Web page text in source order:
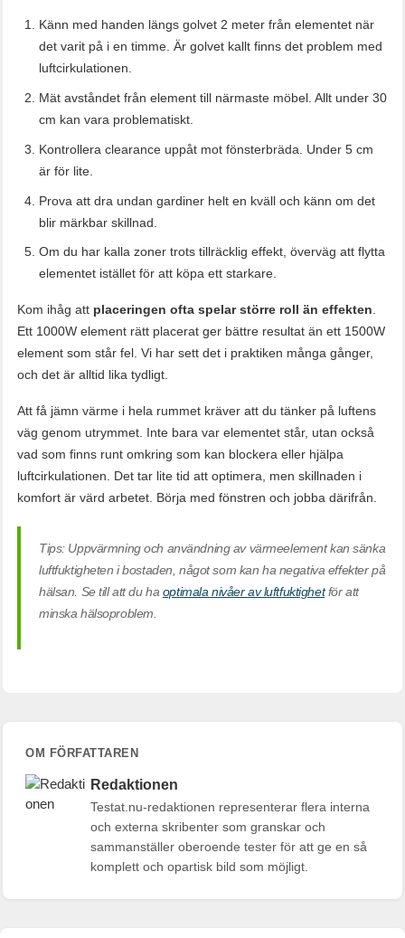
Känn med handen längs golvet 2 meter från elementet när
det varit på i en timme. Är golvet kallt finns det problem med
luftcirkulationen.
Mät avståndet från element till närmaste möbel. Allt under 30
cm kan vara problematiskt.
Kontrollera clearance uppåt mot fönsterbräda. Under 5 cm
är för lite.
Prova att dra undan gardiner helt en kväll och känn om det
blir märkbar skillnad.
Om du har kalla zoner trots tillräcklig effekt, överväg att flytta
elementet istället för att köpa ett starkare.
Kom ihåg att placeringen ofta spelar större roll än effekten.
Ett 1000W element rätt placerat ger bättre resultat än ett 1500W
element som står fel. Vi har sett det i praktiken många gånger,
och det är alltid lika tydligt.
Att få jämn värme i hela rummet kräver att du tänker på luftens
väg genom utrymmet. Inte bara var elementet står, utan också
vad som finns runt omkring som kan blockera eller hjälpa
luftcirkulationen. Det tar lite tid att optimera, men skillnaden i
komfort är värd arbetet. Börja med fönstren och jobba därifrån.
Tips: Uppvärmning och användning av värmeelement kan sänka
luftfuktigheten i bostaden, något som kan ha negativa effekter på
hälsan. Se till att du haoptimala nivåer av luftfuktighetför att
minska hälsoproblem.
OM FÖRFATTAREN
Redaktionen
Testat.nu-redaktionen representerar flera interna
och externa skribenter som granskar och
sammanställer oberoende tester för att ge en så
komplett och opartisk bild som möjligt.